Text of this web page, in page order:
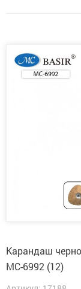
Карандаш
МС-6992 (12)